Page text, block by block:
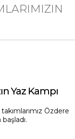
Yaz Kampı
Özdere